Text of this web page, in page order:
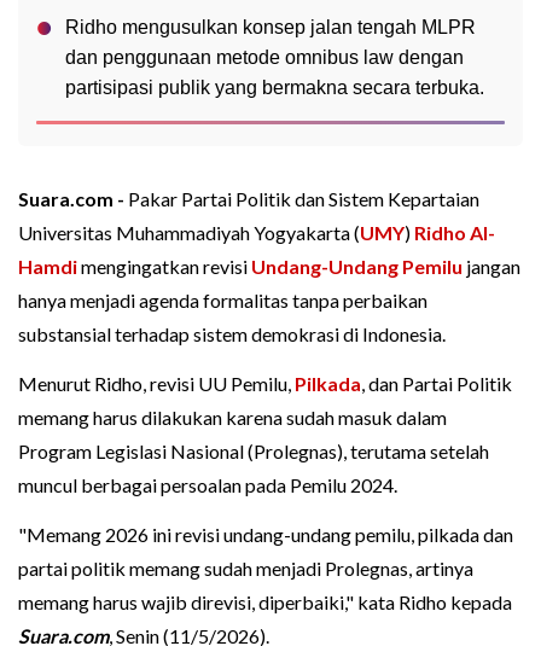
Ridho mengusulkan konsep jalan tengah MLPR
dan penggunaan metode omnibus law dengan
partisipasi publik yang bermakna secara terbuka.
Suara.com - Pakar Partai Politik dan Sistem Kepartaian
Universitas Muhammadiyah Yogyakarta (UMY) Ridho Al-
Hamdimengingatkan revisi Undang-Undang Pemilu jangan
hanya menjadi agenda formalitas tanpa perbaikan
substansial terhadap sistem demokrasi di Indonesia.
Menurut Ridho, revisi UU Pemilu, Pilkada, dan Partai Politik
memang harus dilakukan karena sudah masuk dalam
Program Legislasi Nasional (Prolegnas), terutama setelah
muncul berbagai persoalan pada Pemilu 2024.
"Memang 2026 ini revisi undang-undang pemilu, pilkada dan
partai politik memang sudah menjadi Prolegnas, artinya
memang harus wajib direvisi, diperbaiki," kata Ridho kepada
Suara.com, Senin (11/5/2026).